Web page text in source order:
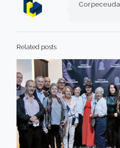
Corpeceuda
Related posts